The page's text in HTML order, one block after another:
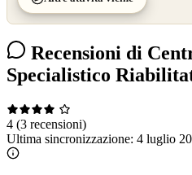
Recensioni di
Specialistico
4 (3 recensioni)
Ultima sincronizzazione: 4 luglio